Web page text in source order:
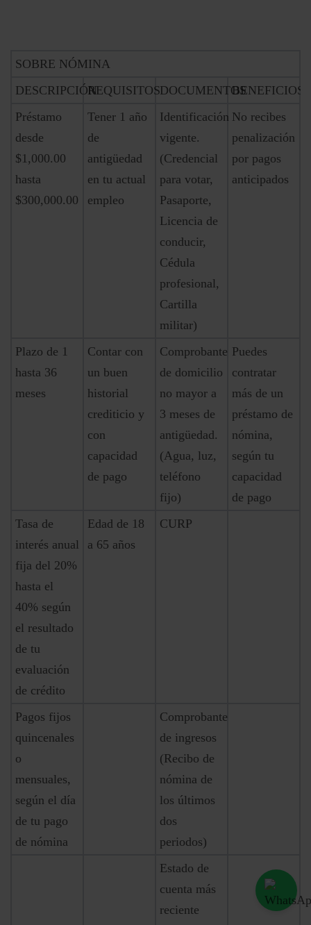
SOBRE NÓMINA
DESCRIPCIÓNREQUISITOSDOCUMENTOSBENEFICIOS
Préstamo
desde
$1,000.00
hasta
$300,000.00
Tener 1 año
de
antigüedad
en tu actual
empleo
Identificación
vigente.
(Credencial
para votar,
Pasaporte,
Licencia de
conducir,
Cédula
profesional,
Cartilla
militar)
No recibes
penalización
por pagos
anticipados
Plazo de 1
hasta 36
meses
Contar con
un buen
historial
crediticio y
con
capacidad
de pago
Comprobante
de domicilio
no mayor a
3 meses de
antigüedad.
(Agua, luz,
teléfono
fijo)
Puedes
contratar
más de un
préstamo de
nómina,
según tu
capacidad
de pago
Tasa de
interés anual
fija del 20%
hasta el
40% según
el resultado
de tu
evaluación
de crédito
Edad de 18
a 65 años
CURP
Pagos fijos
quincenales
o
mensuales,
según el día
de tu pago
de nómina
Comprobante
de ingresos
(Recibo de
nómina de
los últimos
dos
periodos)
Estado de
cuenta más
reciente